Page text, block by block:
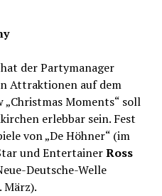
der Partymanager
Attraktionen auf dem
„Christmas Moments“ soll
erlebbar sein. Fest
von „De Höhner“ (im
und EntertainerRoss
Deutsche-Welle
März).